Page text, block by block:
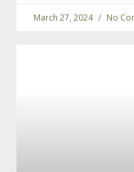
March 27, 2024 No